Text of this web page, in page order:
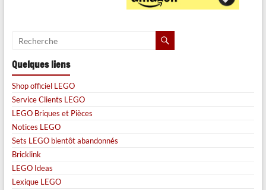
Quelques liens
Shop officiel LEGO
Service Clients LEGO
LEGO Briques et Pièces
Notices LEGO
Sets LEGO bientôt abandonnés
Bricklink
LEGO Ideas
Lexique LEGO